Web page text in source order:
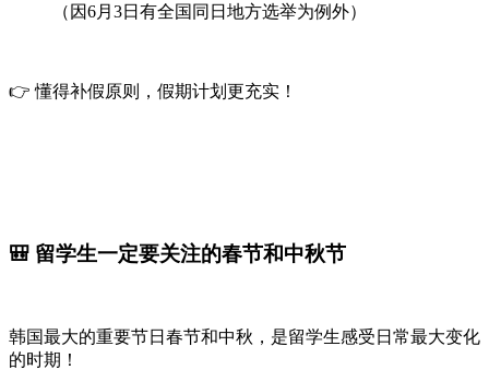
（因6月3日有全国同日地方选举为例外）
👉 懂得补假原则，假期计划更充实！
🎒 留学生一定要关注的春节和中秋节
韩国最大的重要节日春节和中秋，是留学生感受日常最大变化
的时期！